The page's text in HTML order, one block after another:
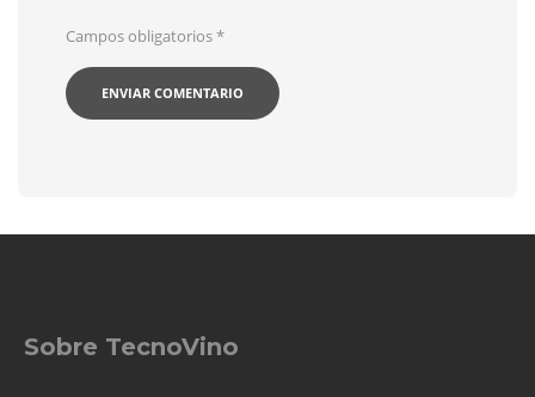
Campos obligatorios*
Sobre TecnoVino